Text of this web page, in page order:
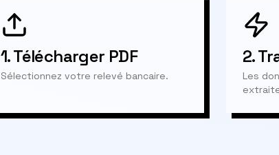
1.Télécharger PDF
Sélectionnez votre relevé bancaire.
2.
Les